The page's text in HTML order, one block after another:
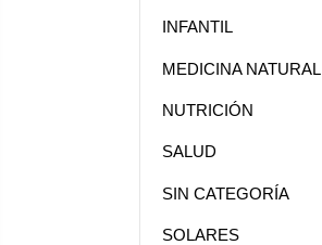
INFANTIL
MEDICINA NATURAL
NUTRICIÓN
SALUD
SIN CATEGORÍA
SOLARES